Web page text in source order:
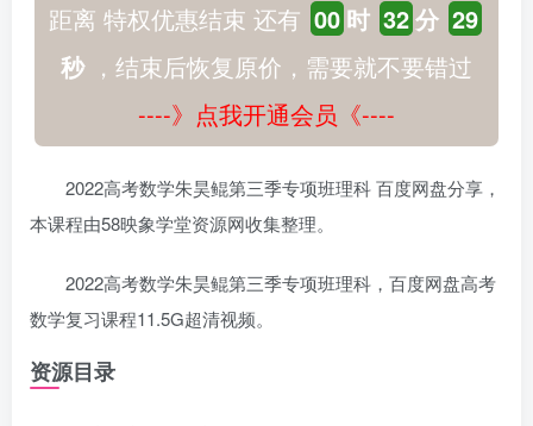
距离 特权优惠结束 还有 00 时 32分 29
秒，结束后恢复原价，需要就不要错过
----》点我开通会员《----
2022高考数学朱昊鲲第三季专项班理科 百度网盘分享，
本课程由58映象学堂资源网收集整理。
2022高考数学朱昊鲲第三季专项班理科，百度网盘高考
数学复习课程11.5G超清视频。
资源目录